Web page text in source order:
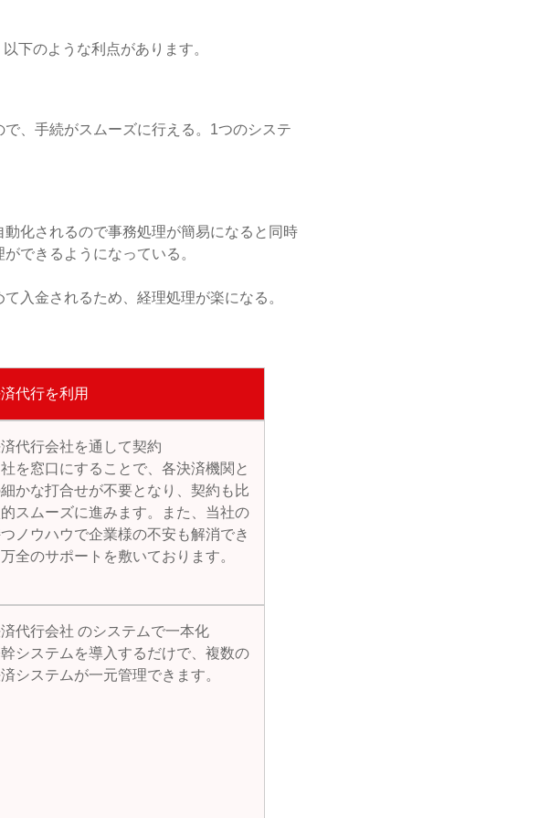
下のような利点があります。
、手続がスムーズに行える。1つのシステ
化されるので事務処理が簡易になると同時
できるようになっている。
入金されるため、経理処理が楽になる。
代行を利用
代行会社を通して契約
を窓口にすることで、各決済機関と
かな打合せが不要となり、契約も比
スムーズに進みます。また、当社の
ノウハウで企業様の不安も解消でき
全のサポートを敷いております。
代行会社 のシステムで一本化
システムを導入するだけで、複数の
システムが一元管理できます。